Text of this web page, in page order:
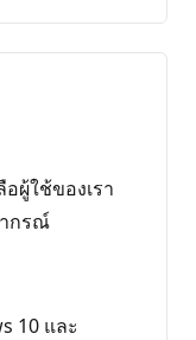
ผู้ใช้ของเรา
กรณ์
10 และ